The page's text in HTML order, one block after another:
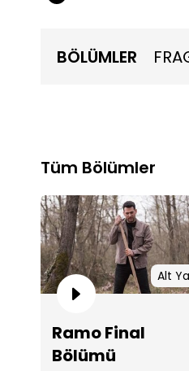
BÖLÜMLER
Tüm Bölümler
Alt
Ramo Final
Bölümü